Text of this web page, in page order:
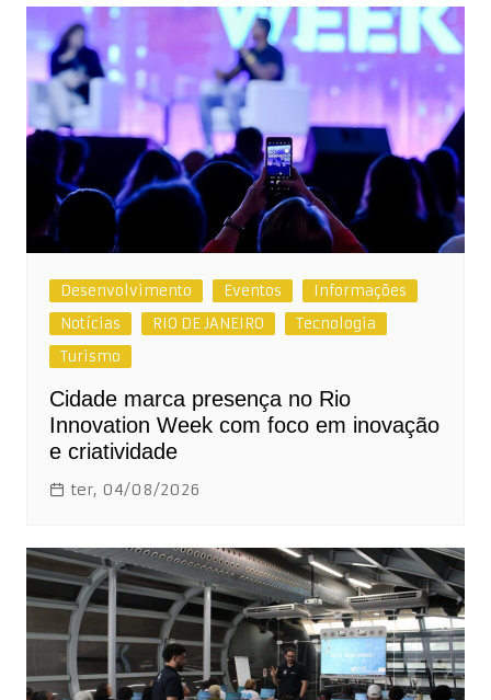
Desenvolvimento Eventos
Informações
Notícias
RIO DE JANEIRO
Tecnologia
Turismo
Cidade marca presença no Rio
Innovation Week com foco em inovação
e criatividade
ter, 04/08/2026